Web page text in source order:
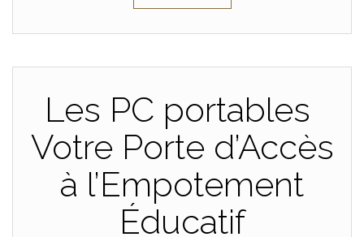
Les PC portables
Votre Porte d’Accès
à l’Empotement
Éducatif